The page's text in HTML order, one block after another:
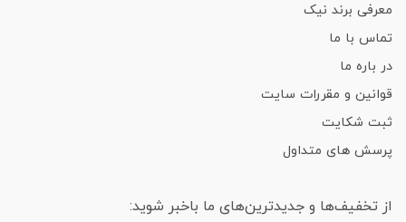
معرفی برند نیک
تماس با ما
در باره ما
قوانین و مقررات سایت
ثبت شکایت
پرسش های متداول
از تخفیف‌ها و جدیدترین‌های ما باخبر شوید: